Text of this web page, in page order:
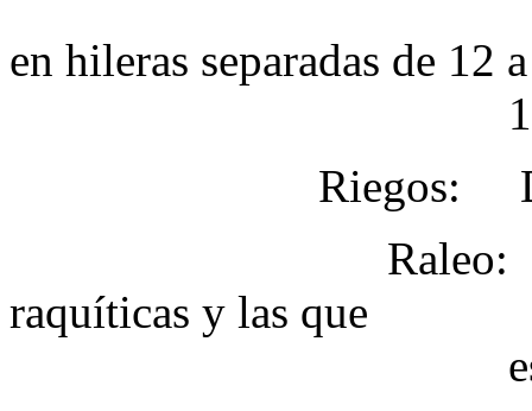
en hileras separadas de 12 a
15
Riegos: Diarios o
Raleo:
raquíticas y las que
están muy